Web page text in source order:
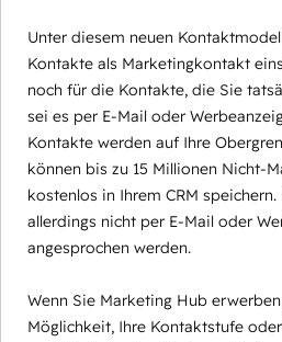
Unter diesem neuen
Kontakte als Marketingkontakt
noch für die Kontakte, die Sie
sei es per E-Mail oder
Kontakte werden auf Ihre
können bis zu 15 Millionen Nicht-
kostenlos in Ihrem CRM
allerdings nicht per E-Mail oder
angesprochen werden.
Wenn Sie Marketing Hub
Möglichkeit, Ihre Kontaktstufe